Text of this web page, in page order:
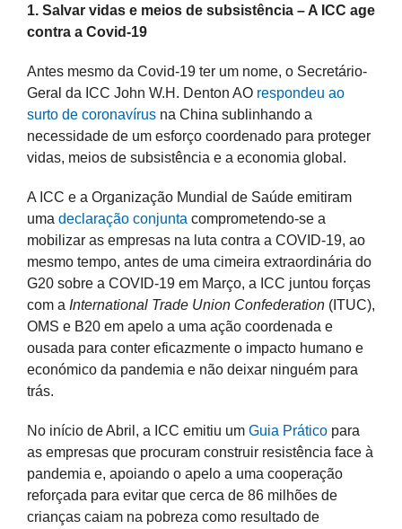
1. Salvar vidas e meios de subsistência – A ICC age
contra a Covid-19
Antes mesmo da Covid-19 ter um nome, o Secretário-
Geral da ICC John W.H. Denton AO respondeu ao
surto de coronavírusna China sublinhando a
necessidade de um esforço coordenado para proteger
vidas, meios de subsistência e a economia global.
A ICC e a Organização Mundial de Saúde emitiram
uma declaração conjunta comprometendo-se a
mobilizar as empresas na luta contra a COVID-19, ao
mesmo tempo, antes de uma cimeira extraordinária do
G20 sobre a COVID-19 em Março, a ICC juntou forças
com a International Trade Union Confederation(ITUC),
OMS e B20 em apelo a uma ação coordenada e
ousada para conter eficazmente o impacto humano e
económico da pandemia e não deixar ninguém para
trás.
No início de Abril, a ICC emitiu um Guia Práticopara
as empresas que procuram construir resistência face à
pandemia e, apoiando o apelo a uma cooperação
reforçada para evitar que cerca de 86 milhões de
crianças caiam na pobreza como resultado de